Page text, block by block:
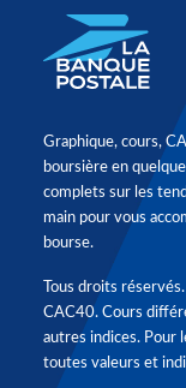
Graphique, cours,
boursière en
complets sur les
main pour vous
bourse.
Tous droits
CAC40. Cours
autres indices. Pour
toutes valeurs et